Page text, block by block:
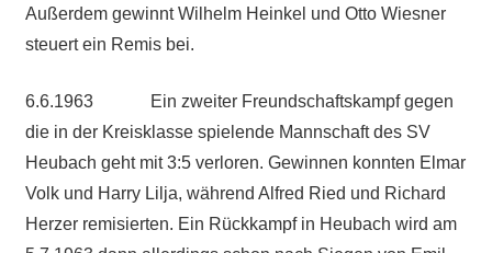
Außerdem gewinnt Wilhelm Heinkel und Otto Wiesner
steuert ein Remis bei.
6.6.1963 Ein zweiter Freundschaftskampf gegen
die in der Kreisklasse spielende Mannschaft des SV
Heubach geht mit 3:5 verloren. Gewinnen konnten Elmar
Volk und Harry Lilja, während Alfred Ried und Richard
Herzer remisierten. Ein Rückkampf in Heubach wird am